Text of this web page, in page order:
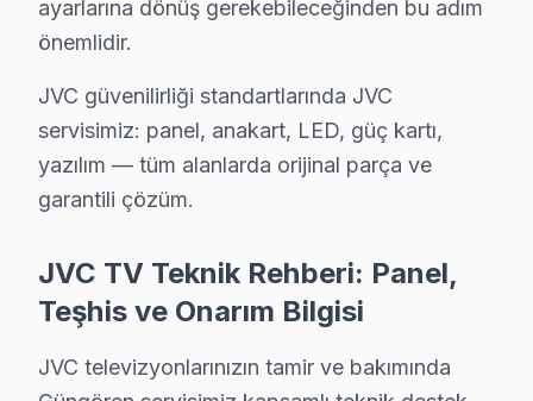
Ekibimiz Güngören Meydanı ve Haznedar
Güngören JVC TV Servisi – Sık Sorulan
Güngören'de JVC ekran tamir fiyatları 2025-2026 ne
C: Güngören'de arıza türüne göre değişir:
C: Güngören'de resmi anlamda marka yetkili servisi
S: Güngören'de orijinal mi yoksa yan sanayi parça mı
S: Güngören'de JVC televizyon ünitesi tamiri ne
ayarlarına dönüş gerekebileceğinden bu adım
önemlidir.
JVC güvenilirliği standartlarında JVC
servisimiz: panel, anakart, LED, güç kartı,
yazılım — tüm alanlarda orijinal parça ve
garantili çözüm.
JVC TV Teknik Rehberi: Panel,
Teşhis ve Onarım Bilgisi
JVC televizyonlarınızın tamir ve bakımında